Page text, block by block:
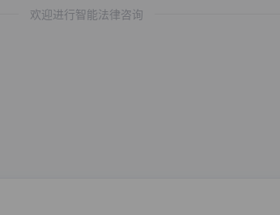
欢迎进行智能法律咨询